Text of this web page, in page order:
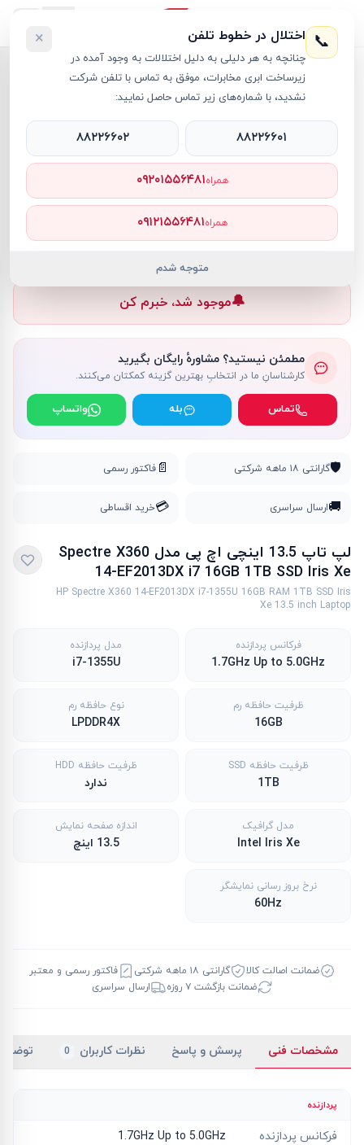
لپ تاپ Spectre
لپ تاپ Spectre RT11298
ناموجود
🔔موجود شد، خبرم کن
مطمئن نیستید؟ مشاورهٔ رایگان بگیرید
کارشناسانِ ما در انتخابِ بهترین گزینه کمکتان می‌کنند.
تماس بله واتساپ
🛡️گارانتی ۱۸ ماهه شرکتی 📄 فاکتور رسمی
🚚ارسال سراسری 💳خرید اقساطی
لپ تاپ 13.5 اینچی اچ پی مدل Spectre X360
14-EF2013DX i7 16GB 1TB SSD Iris Xe
HP Spectre X360 14-EF2013DX i7-1355U 16GB RAM 1TB SSD Iris
Xe 13.5 inch Laptop
فرکانس پردازنده
1.7GHz Up to 5.0GHz
مدل پردازنده
i7-1355U
ظرفیت حافظه رم
16GB
نوع حافظه رم
LPDDR4X
ظرفیت حافظه SSD
1TB
ظرفیت حافظه HDD
ندارد
مدل گرافیک
Intel Iris Xe
اندازه صفحه نمایش
13.5 اینچ
نرخ بروز رسانی نمایشگر
60Hz
ضمانت اصالت کالا گارانتی ۱۸ ماهه شرکتی
فاکتور رسمی و معتبر
ضمانت بازگشت ۷ روزه
ارسال سراسری
مشخصات فنی پرسش و پاسخ نظرات کاربران 0
پردازنده
فرکانس پردازنده 1.7GHz Up to 5.0GHz
📞 اختلال در خطوط تلفن
چنانچه به هر دلیلی به دلیل اختلالات به وجود آمده در
زیرساخت ابری مخابرات، موفق به تماس با تلفن شرکت
نشدید، با شماره‌های زیر تماس حاصل نمایید:
×
۸۸۲۲۶۶۰۱ ۸۸۲۲۶۶۰۲
همراه۰۹۲۰۱۵۵۶۴۸۱
همراه۰۹۱۲۱۵۵۶۴۸۱
متوجه شدم